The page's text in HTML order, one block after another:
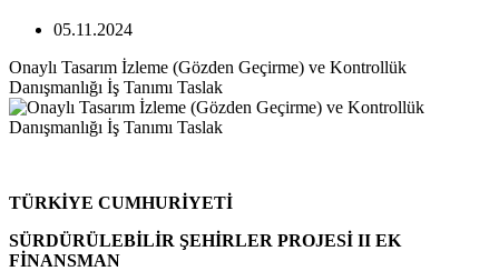
05.11.2024
Onaylı Tasarım İzleme (Gözden Geçirme) ve Kontrollük
Danışmanlığı İş Tanımı Taslak
TÜRKİYE CUMHURİYETİ
SÜRDÜRÜLEBİLİR ŞEHİRLER PROJESİ II EK
FİNANSMAN